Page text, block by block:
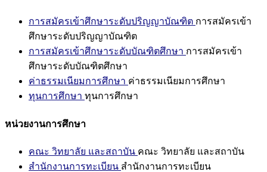
การสมัครเข้าศึกษาระดับปริญญาบัณฑิต การสมัครเข้า
ศึกษาระดับปริญญาบัณฑิต
การสมัครเข้าศึกษาระดับบัณฑิตศึกษา การสมัครเข้า
ศึกษาระดับบัณฑิตศึกษา
ค่าธรรมเนียมการศึกษา ค่าธรรมเนียมการศึกษา
ทุนการศึกษา ทุนการศึกษา
หน่วยงานการศึกษา
คณะ วิทยาลัย และสถาบัน คณะ วิทยาลัย และสถาบัน
สำนักงานการทะเบียน สำนักงานการทะเบียน